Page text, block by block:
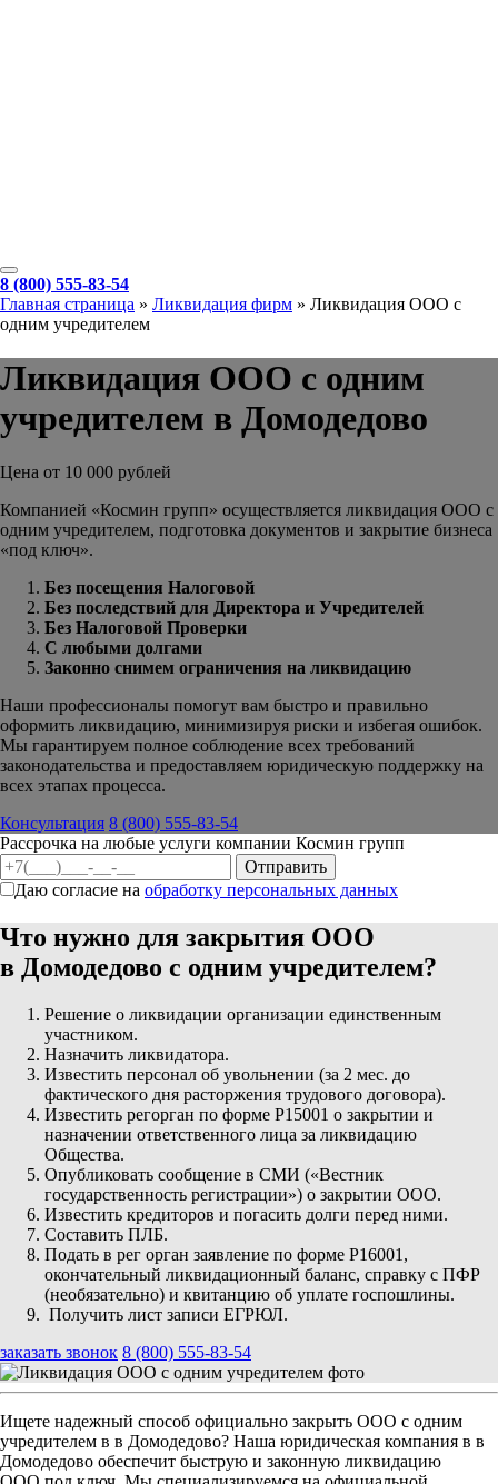
8 (800) 555-83-54
Главная страница » Ликвидация фирм » Ликвидация ООО с
одним учредителем
Ликвидация ООО с одним
учредителем в Домодедово
Цена от 10 000 рублей
Компанией «Космин групп» осуществляется ликвидация ООО с
одним учредителем, подготовка документов и закрытие бизнеса
«под ключ».
Без посещения Налоговой
Без последствий для Директора и Учредителей
Без Налоговой Проверки
С любыми долгами
Законно снимем ограничения на ликвидацию
Наши профессионалы помогут вам быстро и правильно
оформить ликвидацию, минимизируя риски и избегая ошибок.
Мы гарантируем полное соблюдение всех требований
законодательства и предоставляем юридическую поддержку на
всех этапах процесса.
Консультация 8 (800) 555-83-54
Рассрочка на любые услуги компании Космин групп
Даю согласие на обработку персональных данных
Что нужно для закрытия ООО
в Домодедово с одним учредителем?
Решение о ликвидации организации единственным
участником.
Назначить ликвидатора.
Известить персонал об увольнении (за 2 мес. до
фактического дня расторжения трудового договора).
Известить регорган по форме Р15001 о закрытии и
назначении ответственного лица за ликвидацию
Общества.
Опубликовать сообщение в СМИ («Вестник
государственность регистрации») о закрытии ООО.
Известить кредиторов и погасить долги перед ними.
Составить ПЛБ.
Подать в рег орган заявление по форме Р16001,
окончательный ликвидационный баланс, справку с ПФР
(необязательно) и квитанцию об уплате госпошлины.
Получить лист записи ЕГРЮЛ.
заказать звонок 8 (800) 555-83-54
Ищете надежный способ официально закрыть ООО с одним
учредителем в в Домодедово? Наша юридическая компания в в
Домодедово обеспечит быструю и законную ликвидацию